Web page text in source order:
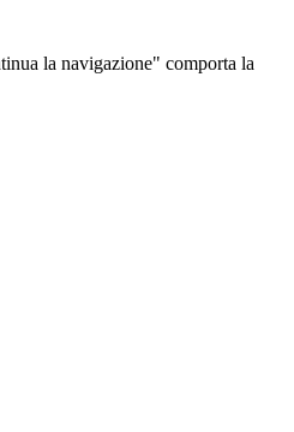
la navigazione" comporta la